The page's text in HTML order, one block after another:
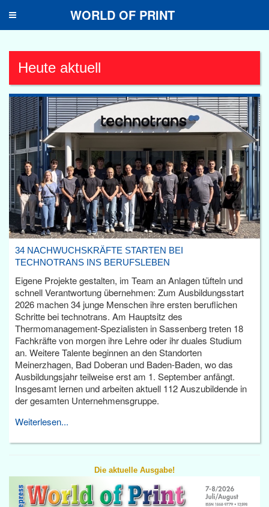
Toggle
WORLD OF PRINT
Heute aktuell
34 NACHWUCHSKRÄFTE STARTEN BEI
TECHNOTRANS INS BERUFSLEBEN
Eigene Projekte gestalten, im Team an Anlagen tüfteln und
schnell Verantwortung übernehmen: Zum Ausbildungsstart
2026 machen 34 junge Menschen ihre ersten beruflichen
Schritte bei technotrans. Am Hauptsitz des
Thermomanagement-Spezialisten in Sassenberg treten 18
Fachkräfte von morgen ihre Lehre oder ihr duales Studium
an. Weitere Talente beginnen an den Standorten
Meinerzhagen, Bad Doberan und Baden-Baden, wo das
Ausbildungsjahr teilweise erst am 1. September anfängt.
Insgesamt lernen und arbeiten aktuell 112 Auszubildende in
der gesamten Unternehmensgruppe.
Weiterlesen...
Die aktuelle Ausgabe!